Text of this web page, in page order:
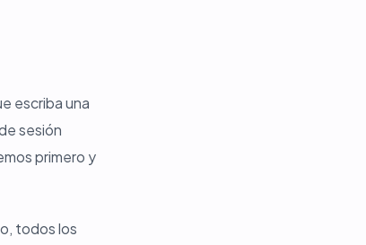
escriba una
sesión
primero y
todos los